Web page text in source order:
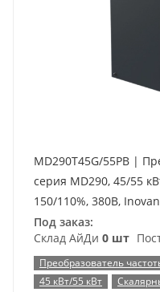
MD290T45G/55PB | Преобразователь частоты,
серия MD290, 45/55
150/110%, 380В,
Под заказ:
Склад АйДи 0 шт
Преобразователь
45 кВт/55 кВт